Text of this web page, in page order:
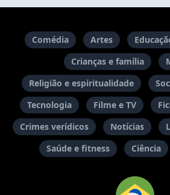
Comédia Artes
Crianças e família
Religião e espiritualidade
Tecnologia
Filme e TV
Crimes verídicos
Notícias
Saúde e fitness
Ciência